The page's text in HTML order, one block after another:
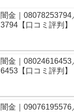
闇金｜08078253794
3794【口コミ評判】
闇金｜08024616453
6453【口コミ評判】
闇金｜09076195576